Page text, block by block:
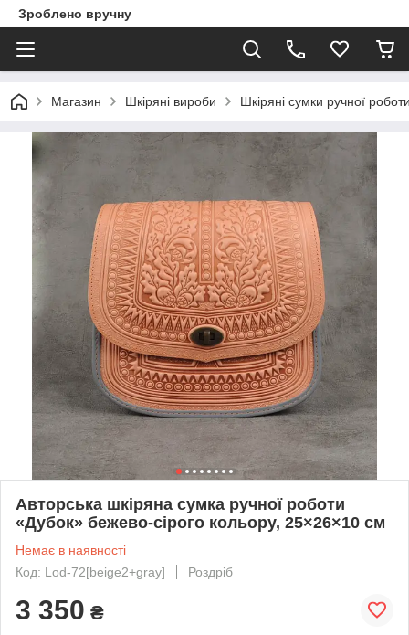
Зроблено вручну
Магазин Шкіряні вироби Шкіряні сумки ручної
Авторська шкіряна сумка ручної роботи
«Дубок» бежево-сірого кольору, 25×26×10 см
Немає в наявності
Код: Lod-72[beige2+gray]
Роздріб
3 350 ₴